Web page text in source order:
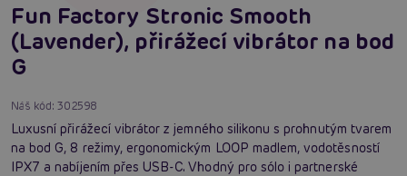
Fun Factory Stronic Smooth
(Lavender), přirážecí vibrátor na bod
G
Náš kód:302598
Luxusní přirážecí vibrátor z jemného silikonu s prohnutým tvarem
na bod G, 8 režimy, ergonomickým LOOP madlem, vodotěsností
IPX7 a nabíjením přes USB-C. Vhodný pro sólo i partnerské